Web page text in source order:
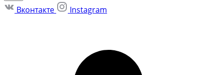
Вконтакте Instagram